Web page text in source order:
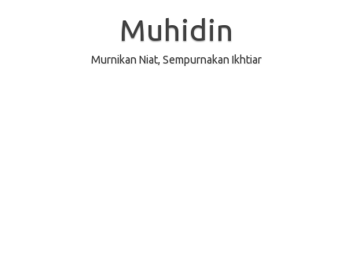
Muhidin
Murnikan Niat, Sempurnakan Ikhtiar